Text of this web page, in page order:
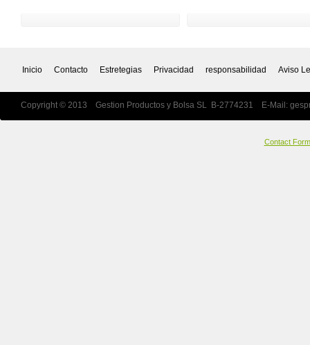
Inicio Contacto Estretegias Privacidad responsabilidad Aviso
Copyright © 2013 Gestion Productos y Bolsa SL B-2774231 E-Mail:
Contact Form